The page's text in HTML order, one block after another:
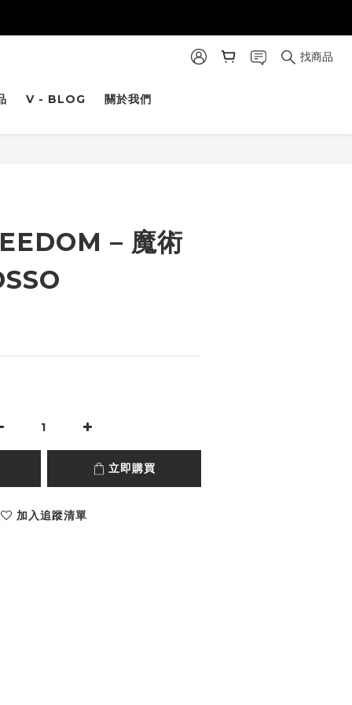
找商品
V - BLOG 關於我們
– 魔術
立即購買
加入追蹤清單